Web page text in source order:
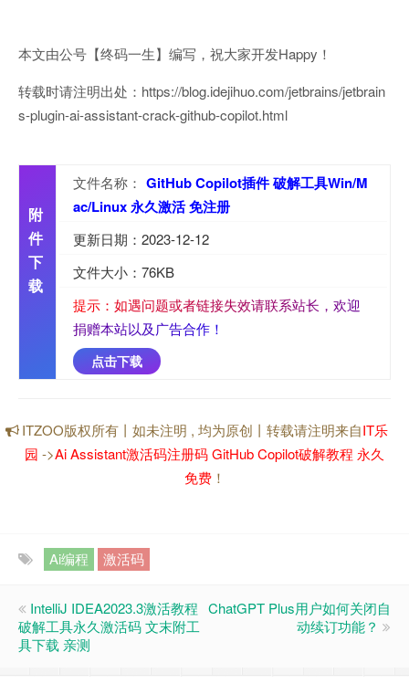
本文由公号【终码一生】编写，祝大家开发Happy！
转载时请注明出处：https://blog.idejihuo.com/jetbrains/jetbrain
s-plugin-ai-assistant-crack-github-copilot.html
附
件
下
载
文件名称： GitHub Copilot插件 破解工具Win/M
ac/Linux 永久激活 免注册
更新日期：2023-12-12
文件大小：76KB
提示： 如遇问题或者链接失效请联系站长 ， 欢迎
捐赠本站以及广告合作！
点击下载
ITZOO版权所有丨如未注明 , 均为原创丨转载请注明来自IT乐
园 ->Ai Assistant激活码注册码 GitHub Copilot破解教程 永久
免费！
Ai编程 激活码
IntelliJ IDEA2023.3激活教程
破解工具永久激活码 文末附工
具下载 亲测
ChatGPT Plus用户如何关闭自
动续订功能？